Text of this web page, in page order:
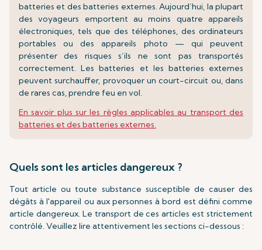
batteries et des batteries externes. Aujourd’hui, la plupart
des voyageurs emportent au moins quatre appareils
électroniques, tels que des téléphones, des ordinateurs
portables ou des appareils photo — qui peuvent
présenter des risques s’ils ne sont pas transportés
correctement. Les batteries et les batteries externes
peuvent surchauffer, provoquer un court-circuit ou, dans
de rares cas, prendre feu en vol.
En savoir plus sur les règles applicables au transport des
batteries et des batteries externes.
Quels sont les articles dangereux ?
Tout article ou toute substance susceptible de causer des
dégâts à l'appareil ou aux personnes à bord est défini comme
article dangereux. Le transport de ces articles est strictement
contrôlé. Veuillez lire attentivement les sections ci-dessous :